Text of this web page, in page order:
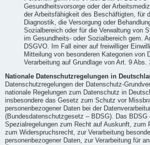
Gesundheitsvorsorge oder der
der Arbeitsfähigkeit des Beschäftigten, für
Diagnostik, die Versorgung oder
Sozialbereich oder für die Verwaltung von
im Gesundheits- oder Sozialbereich gem.
DSGVO. Im Fall einer auf freiwilliger
Mitteilung von besonderen Kategorien von
Verarbeitung auf Grundlage von Art. 9
Nationale Datenschutzregelungen in
Datenschutzregelungen der Datenschutz-
nationale Regelungen zum Datenschutz in
insbesondere das Gesetz zum Schutz vor
personenbezogener Daten bei der
(Bundesdatenschutzgesetz – BDSG). Das BDSG
Spezialregelungen zum Recht auf Auskunft, zum
zum Widerspruchsrecht, zur Verarbeitung
personenbezogener Daten, zur Verarbeitung für